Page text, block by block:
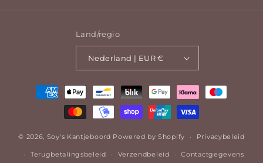
Land/regio
Nederland | EUR €
Betaalmethoden
© 2026, Soy's Kantjeboord Powered by Shopify Privacybeleid
Terugbetalingsbeleid Verzendbeleid Contactgegevens